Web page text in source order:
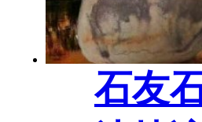
石友